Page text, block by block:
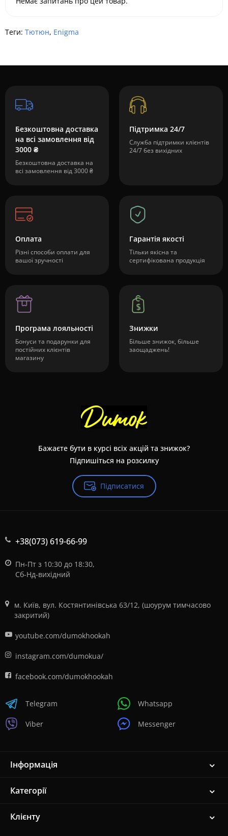
Теги: Тютюн, Enigma
Безкоштовна доставка
на всі замовлення від
3000 ₴
Безкоштовна доставка на
всі замовлення від 3000 ₴
Підтримка 24/7
Служба підтримки клієнтів
24/7 без вихідних
Оплата
Різні способи оплати для
вашої зручності
Гарантія якості
Тільки якісна та
сертифікована продукція
Програма лояльності
Бонуси та подарунки для
постійних клієнтів
магазину
Знижки
Більше знижок, більше
заощаджень!
Бажаєте бути в курсі всіх акцій та знижок?
Підпишіться на розсилку
Підписатися
+38(073) 619-66-99
Пн-Пт з 10:30 до 18:30,
Сб-Нд-вихідний
м. Київ, вул. Костянтинівська 63/12, (шоурум тимчасово
закритий)
youtube.com/dumokhookah
instagram.com/dumokua/
facebook.com/dumokhookah
Telegram
Viber
Whatsapp
Messenger
Інформація
Категорії
Клієнту